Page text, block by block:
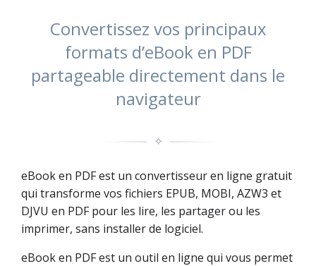
Convertissez vos principaux
formats d’eBook en PDF
partageable directement dans le
navigateur
✧
eBook en PDF est un convertisseur en ligne gratuit
qui transforme vos fichiers EPUB, MOBI, AZW3 et
DJVU en PDF pour les lire, les partager ou les
imprimer, sans installer de logiciel.
eBook en PDF est un outil en ligne qui vous permet